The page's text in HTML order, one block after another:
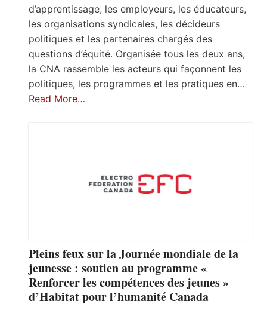
d’apprentissage, les employeurs, les éducateurs,
les organisations syndicales, les décideurs
politiques et les partenaires chargés des
questions d’équité. Organisée tous les deux ans,
la CNA rassemble les acteurs qui façonnent les
politiques, les programmes et les pratiques en…
Read More…
Pleins feux sur la Journée mondiale de la
jeunesse : soutien au programme «
Renforcer les compétences des jeunes »
d’Habitat pour l’humanité Canada